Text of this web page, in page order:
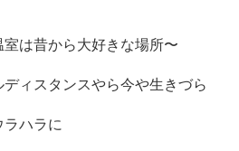
は昔から大好きな場所〜
ィスタンスやら今や生きづら
ラハラに